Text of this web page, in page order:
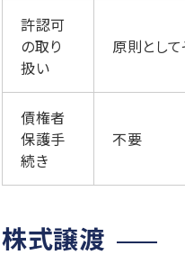
許認可
の取り
扱い
原則とし
債権者
保護手
続き
不要
株式譲渡